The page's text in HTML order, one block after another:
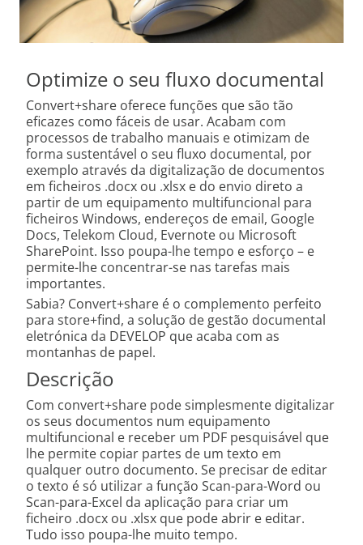
Optimize o seu fluxo documental
Convert+share oferece funções que são tão
eficazes como fáceis de usar. Acabam com
processos de trabalho manuais e otimizam de
forma sustentável o seu fluxo documental, por
exemplo através da digitalização de documentos
em ficheiros .docx ou .xlsx e do envio direto a
partir de um equipamento multifuncional para
ficheiros Windows, endereços de email, Google
Docs, Telekom Cloud, Evernote ou Microsoft
SharePoint. Isso poupa-lhe tempo e esforço – e
permite-lhe concentrar-se nas tarefas mais
importantes.
Sabia? Convert+share é o complemento perfeito
para store+find, a solução de gestão documental
eletrónica da DEVELOP que acaba com as
montanhas de papel.
Descrição
Com convert+share pode simplesmente digitalizar
os seus documentos num equipamento
multifuncional e receber um PDF pesquisável que
lhe permite copiar partes de um texto em
qualquer outro documento. Se precisar de editar
o texto é só utilizar a função Scan-para-Word ou
Scan-para-Excel da aplicação para criar um
ficheiro .docx ou .xlsx que pode abrir e editar.
Tudo isso poupa-lhe muito tempo.